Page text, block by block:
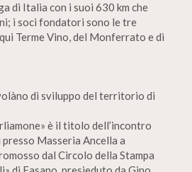
di Italia con i suoi 630 km che
i soci fondatori sono le tre
Terme Vino, del Monferrato e di
di sviluppo del territorio di
è il titolo dell’incontro
Masseria Ancella a
dal Circolo della Stampa